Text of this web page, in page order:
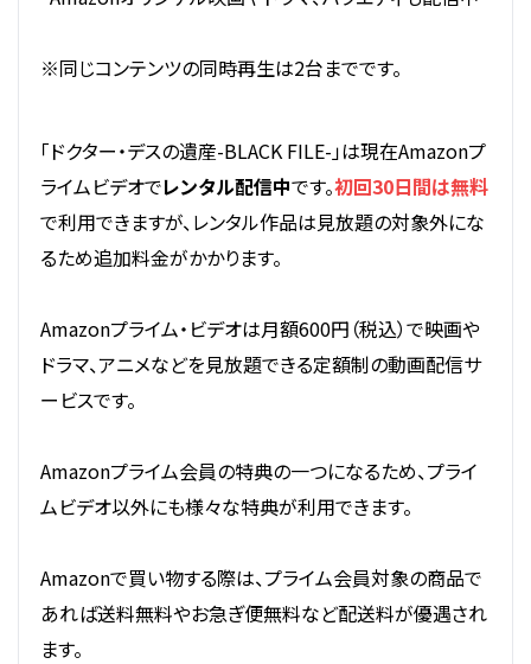
※同じコンテンツの同時再生は2台までです。
「ドクター・デスの遺産-BLACK FILE-」は現在Amazonプ
ライムビデオでレンタル配信中です。初回30日間は無料
で利用できますが、レンタル作品は見放題の対象外にな
るため追加料金がかかります。
Amazonプライム・ビデオは月額600円（税込）で映画や
ドラマ、アニメなどを見放題できる定額制の動画配信サ
ービスです。
Amazonプライム会員の特典の一つになるため、プライ
ムビデオ以外にも様々な特典が利用できます。
Amazonで買い物する際は、プライム会員対象の商品で
あれば送料無料やお急ぎ便無料など配送料が優遇され
ます。